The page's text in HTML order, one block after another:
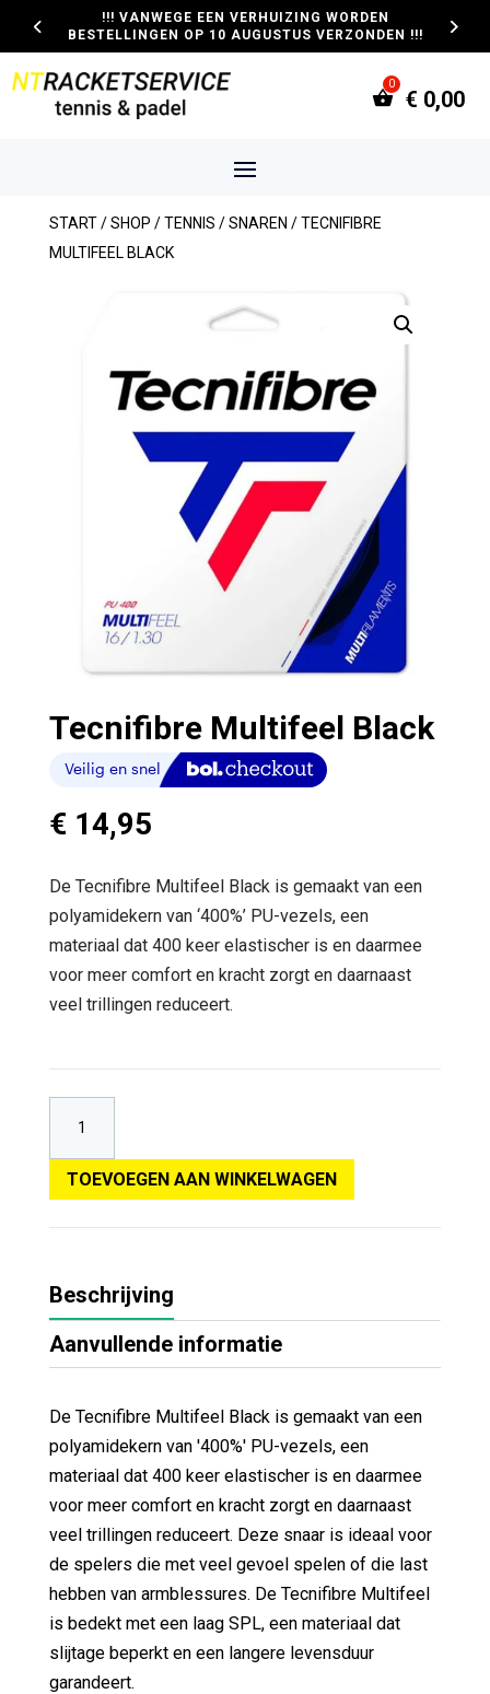
!!! VANWEGE EEN VERHUIZING WORDEN
BESTELLINGEN OP 10 AUGUSTUS VERZONDEN !!!
€ 0,00
START/SHOP /TENNIS /SNAREN / TECNIFIBRE
MULTIFEEL BLACK
Tecnifibre Multifeel Black
€14,95
De Tecnifibre Multifeel Black is gemaakt van een
polyamidekern van ‘400%’ PU-vezels, een
materiaal dat 400 keer elastischer is en daarmee
voor meer comfort en kracht zorgt en daarnaast
veel trillingen reduceert.
TOEVOEGEN AAN WINKELWAGEN
Beschrijving
Aanvullende informatie
De Tecnifibre Multifeel Black is gemaakt van een
polyamidekern van '400%' PU-vezels, een
materiaal dat 400 keer elastischer is en daarmee
voor meer comfort en kracht zorgt en daarnaast
veel trillingen reduceert. Deze snaar is ideaal voor
de spelers die met veel gevoel spelen of die last
hebben van armblessures. De Tecnifibre Multifeel
is bedekt met een laag SPL, een materiaal dat
slijtage beperkt en een langere levensduur
garandeert.